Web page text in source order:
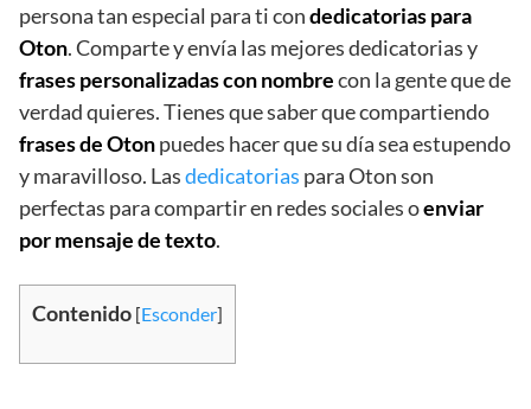
persona tan especial para ti condedicatorias para
Oton. Comparte y envía las mejores dedicatorias y
frases personalizadas con nombrecon la gente que de
verdad quieres. Tienes que saber que compartiendo
frases de Otonpuedes hacer que su día sea estupendo
y maravilloso. Lasdedicatorias para Oton son
perfectas para compartir en redes sociales oenviar
por mensaje de texto.
Contenido [Esconder]